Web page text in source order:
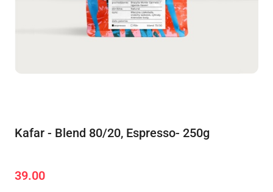
Kafar - Blend 80/20, Espresso- 250g
Cena:
39.00